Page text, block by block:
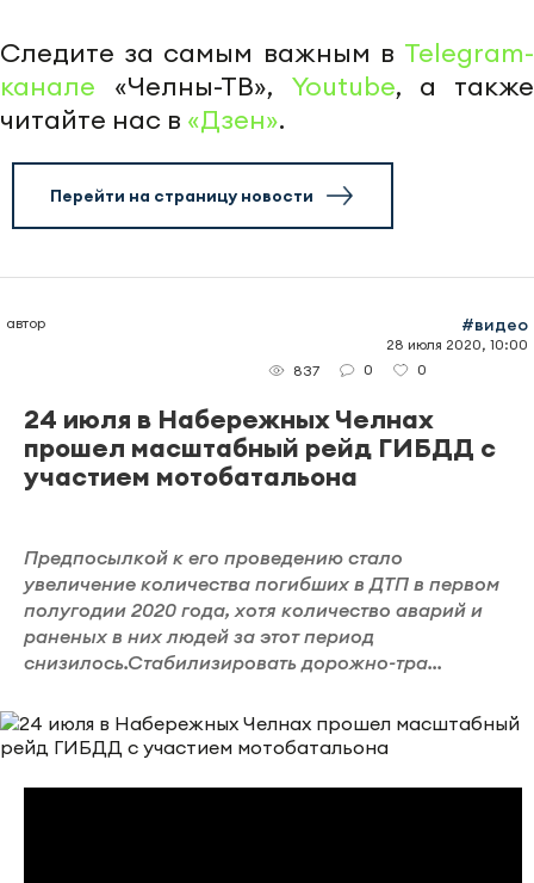
Следите за самым важным в Telegram-
канале «Челны-ТВ», Youtube, а также
читайте нас в «Дзен».
Перейти на страницу новости
автор #видео
28 июля 2020, 10:00
837
0 0
24 июля в Набережных Челнах
прошел масштабный рейд ГИБДД с
участием мотобатальона
Предпосылкой к его проведению стало
увеличение количества погибших в ДТП в первом
полугодии 2020 года, хотя количество аварий и
раненых в них людей за этот период
снизилось.Стабилизировать дорожно-тра...